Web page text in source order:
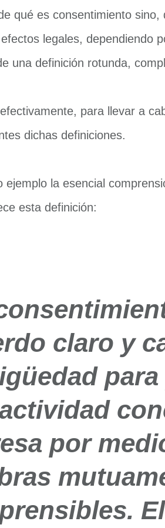
qué es consentimiento
legales, dependiendo
una definición rotunda,
para llevar a
dichas definiciones.
ejemplo la esencial
esta definición:
claro y
por
El